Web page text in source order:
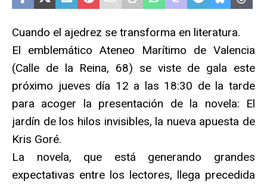
Cuando el ajedrez se transforma en literatura.
El emblemático Ateneo Marítimo de Valencia
(Calle de la Reina, 68) se viste de gala este
próximo jueves día 12 a las 18:30 de la tarde
para acoger la presentación de la novela: El
jardín de los hilos invisibles, la nueva apuesta de
Kris Goré.
La novela, que está generando grandes
expectativas entre los lectores, llega precedida